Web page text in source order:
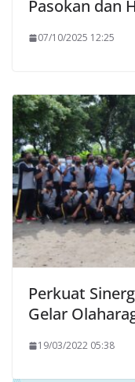
Pasokan dan
07/10/2025 12:25
Perkuat
Gelar
19/03/2022 05:38